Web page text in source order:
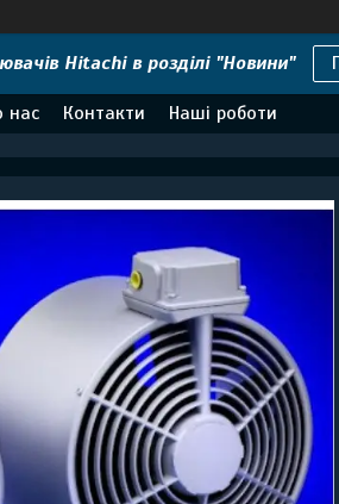
Hitachi в розділі "Новини"
нас Контакти Наші роботи